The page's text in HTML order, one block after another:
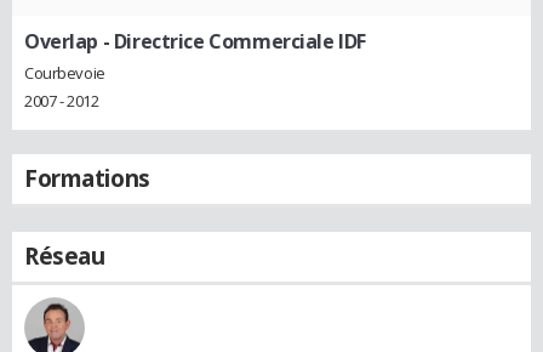
Overlap - Directrice Commerciale IDF
Courbevoie
2007 - 2012
Formations
Réseau